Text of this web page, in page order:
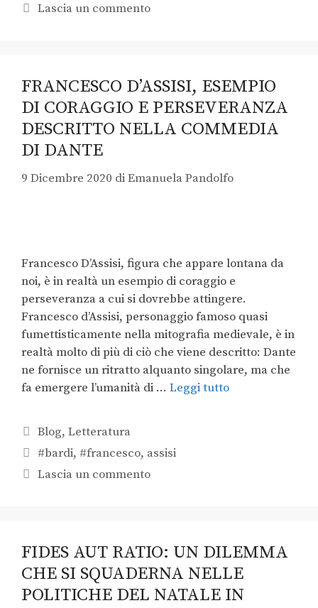
Lascia un commento
FRANCESCO D’ASSISI, ESEMPIO
DI CORAGGIO E PERSEVERANZA
DESCRITTO NELLA COMMEDIA
DI DANTE
9 Dicembre 2020 diEmanuela Pandolfo
Francesco D’Assisi, figura che appare lontana da
noi, è in realtà un esempio di coraggio e
perseveranza a cui si dovrebbe attingere.
Francesco d’Assisi, personaggio famoso quasi
fumettisticamente nella mitografia medievale, è in
realtà molto di più di ciò che viene descritto: Dante
ne fornisce un ritratto alquanto singolare, ma che
fa emergere l’umanità di … Leggi tutto
Blog,Letteratura
#bardi, #francesco, assisi
Lascia un commento
FIDES AUT RATIO: UN DILEMMA
CHE SI SQUADERNA NELLE
POLITICHE DEL NATALE IN